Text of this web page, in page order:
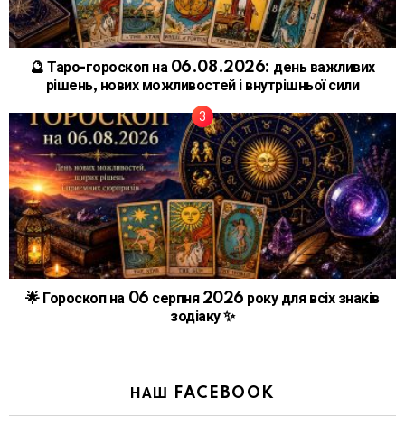
🔮 Таро-гороскоп на 06.08.2026: день важливих
рішень, нових можливостей і внутрішньої сили
🌟 Гороскоп на 06 серпня 2026 року для всіх знаків
зодіаку ✨
НАШ FACEBOOK